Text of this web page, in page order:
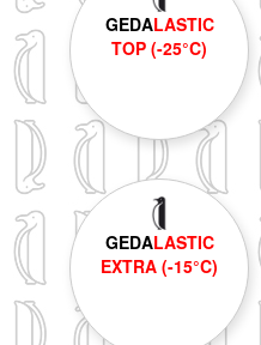
GEDALASTIC
TOP (-25°C)
GEDALASTIC
EXTRA (-15°C)